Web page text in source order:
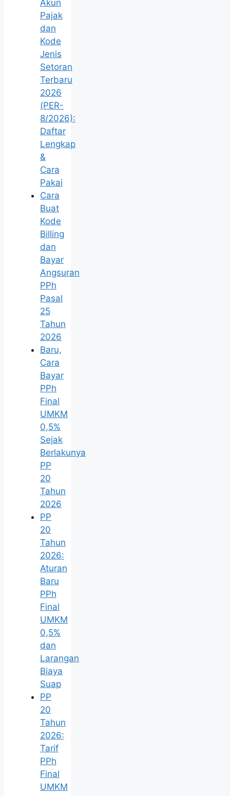
Akun
Pajak
dan
Kode
Jenis
Setoran
Terbaru
2026
(PER-
8/2026):
Daftar
Lengkap
&
Cara
Pakai
Cara
Buat
Kode
Billing
dan
Bayar
Angsuran
PPh
Pasal
25
Tahun
2026
Baru,
Cara
Bayar
PPh
Final
UMKM
0,5%
Sejak
Berlakunya
PP
20
Tahun
2026
PP
20
Tahun
2026:
Aturan
Baru
PPh
Final
UMKM
0,5%
dan
Larangan
Biaya
Suap
PP
20
Tahun
2026:
Tarif
PPh
Final
UMKM